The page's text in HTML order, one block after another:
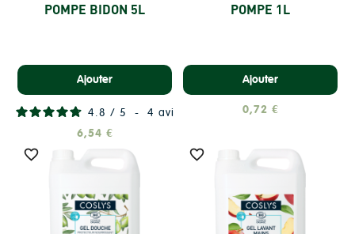
POMPE BIDON 5L
Ajouter
4.8 / 5 - 4 avis
6,54 €
POMPE 1L
Ajouter
0,72 €
 